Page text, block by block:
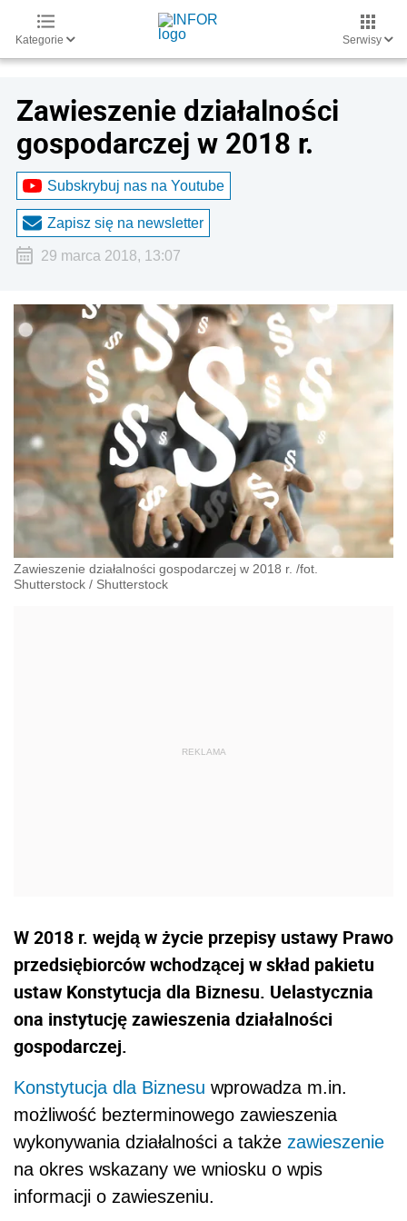
Kategorie Serwisy
Zawieszenie działalności
gospodarczej w 2018 r.
Subskrybuj nas na Youtube
Zapisz się na newsletter
29 marca 2018, 13:07
Zawieszenie działalności gospodarczej w 2018 r. /fot.
Shutterstock / Shutterstock
W 2018 r. wejdą w życie przepisy ustawy Prawo
przedsiębiorców wchodzącej w skład pakietu
ustaw Konstytucja dla Biznesu. Uelastycznia
ona instytucję zawieszenia działalności
gospodarczej.
Konstytucja dla Biznesu wprowadza m.in.
możliwość bezterminowego zawieszenia
wykonywania działalności a także zawieszenie
na okres wskazany we wniosku o wpis
informacji o zawieszeniu.